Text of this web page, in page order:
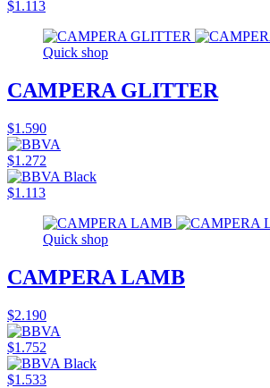
$1.113
Quick shop
CAMPERA GLITTER
$1.590
$1.272
$1.113
Quick shop
CAMPERA LAMB
$2.190
$1.752
$1.533